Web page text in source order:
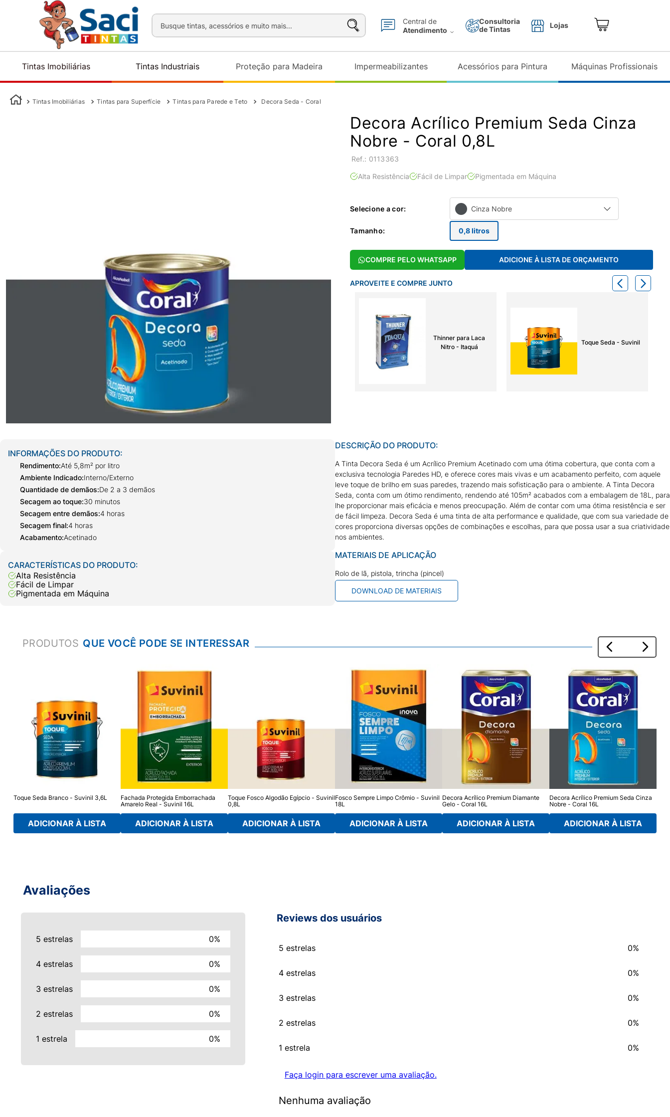
Busque tintas, acessórios e muito mais...
Central de
Atendimento
Consultoria
de Tintas
Lojas
Tintas Imobiliárias Tintas Industriais Proteção para Madeira Impermeabilizantes Acessórios para Pintura Máquinas Profissionais
Tintas Imobiliárias Tintas para Superfície Tintas para Parede e Teto Decora Seda - Coral
Decora Acrílico Premium Seda Cinza
Nobre - Coral 0,8L
: 0113363
Alta Resistência Fácil de Limpar Pigmentada em Máquina
Selecione a cor: Cinza Nobre
Tamanho: 0,8 litros
COMPRE PELO WHATSAPP ADICIONE À LISTA DE ORÇAMENTO
APROVEITE E COMPRE JUNTO
Thinner para Laca
Nitro - Itaquá
Toque Seda - Suvinil
INFORMAÇÕES DO PRODUTO:
Rendimento:Até 5,8m² por litro
Ambiente Indicado:Interno/Externo
Quantidade de demãos:De 2 a 3 demãos
Secagem ao toque:30 minutos
Secagem entre demãos:4 horas
Secagem final:4 horas
Acabamento:Acetinado
CARACTERÍSTICAS DO PRODUTO:
Alta Resistência
Fácil de Limpar
Pigmentada em Máquina
DESCRIÇÃO DO PRODUTO:
A Tinta Decora Seda é um Acrílico Premium Acetinado com uma ótima cobertura, que conta com a
exclusiva tecnologia Paredes HD, e oferece cores mais vivas e um acabamento perfeito, com aquele
leve toque de brilho em suas paredes, trazendo mais sofisticação para o ambiente. A Tinta Decora
Seda, conta com um ótimo rendimento, rendendo até 105m² acabados com a embalagem de 18L, para
lhe proporcionar mais eficácia e menos preocupação. Além de contar com uma ótima resistência e ser
de fácil limpeza. Decora Seda é uma tinta de alta performance e qualidade, que com sua variedade de
cores proporciona diversas opções de combinações e escolhas, para que possa usar a sua criatividade
nos ambientes.
MATERIAIS DE APLICAÇÃO
Rolo de lã, pistola, trincha (pincel)
DOWNLOAD DE MATERIAIS
PRODUTOS
Toque Seda Branco - Suvinil 3,6L
ADICIONAR À LISTA
Fachada Protegida Emborrachada
Amarelo Real - Suvinil 16L
ADICIONAR À LISTA
Toque Fosco Algodão Egípcio - Suvinil
0,8L
ADICIONAR À LISTA
Fosco Sempre Limpo Crômio - Suvinil
18L
ADICIONAR À LISTA
Decora Acrílico Premium Diamante
Gelo - Coral 16L
ADICIONAR À LISTA
Decora Acrílico Premium Seda Cinza
Nobre - Coral 16L
ADICIONAR À LISTA
Avaliações
5 estrelas 0%
4 estrelas 0%
3 estrelas 0%
2 estrelas 0%
1 estrela 0%
Reviews dos usuários
5 estrelas 0%
4 estrelas 0%
3 estrelas 0%
2 estrelas 0%
1 estrela 0%
Faça login para escrever uma avaliação.
Nenhuma avaliação